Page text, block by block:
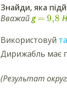
Знайди, яка
Вважайg =9,8
Використовуй
Дирижабль має
(Результат